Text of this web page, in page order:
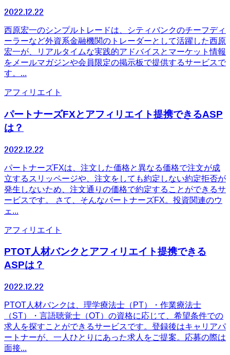
2022.12.22
西原宏一のシンプルトレードは、シティバンクのチーフディ
ーラーなど外資系金融機関のトレーダーとして活躍した西原
宏一が、リアルタイムな実践的アドバイスとマーケット情報
をメールマガジンや会員限定の掲示板で提供するサービスで
す。...
アフィリエイト
パートナーズFXとアフィリエイト提携できるASP
は？
2022.12.22
パートナーズFXは、注文した価格と異なる価格で注文が成
立するスリッページや、注文をしても約定しない約定拒否が
発生しないため、注文通りの価格で約定することができるサ
ービスです。 さて、そんなパートナーズFX。投資関連のウ
ェ...
アフィリエイト
PTOT人材バンクとアフィリエイト提携できる
ASPは？
2022.12.22
PTOT人材バンクは、理学療法士（PT）・作業療法士
（ST）・言語聴覚士（OT）の資格に応じて、希望条件での
求人を探すことができるサービスです。登録後はキャリアパ
ートナーが、一人ひとりにあった求人をご提案。応募の際は
面接...